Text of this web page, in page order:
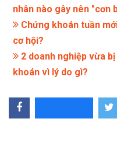
nhân nào gây nên "cơn
Chứng khoán tuần
cơ hội?
2 doanh nghiệp vừa
khoán vì lý do gì?